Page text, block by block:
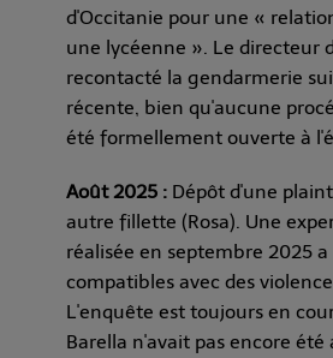
d'Occitanie pour une «
une lycéenne ». Le directeur
recontacté la gendarmerie
récente, bien qu'aucune
été formellement ouverte à
Août 2025 : Dépôt d'une
autre fillette (Rosa). Une
réalisée en septembre 2025 a
compatibles avec des
L'enquête est toujours en
Barella n'avait pas encore